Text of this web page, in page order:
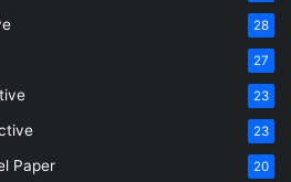
28
27
23
23
Paper 20